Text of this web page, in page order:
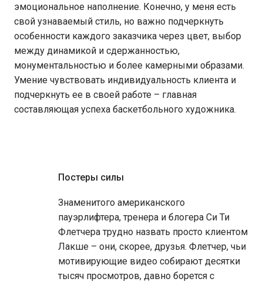
эмоциональное наполнение. Конечно, у меня есть
свой узнаваемый стиль, но важно подчеркнуть
особенности каждого заказчика через цвет, выбор
между динамикой и сдержанностью,
монументальностью и более камерными образами.
Умение чувствовать индивидуальность клиента и
подчеркнуть ее в своей работе – главная
составляющая успеха баскетбольного художника.
Постеры силы
Знаменитого американского
пауэрлифтера, тренера и блогера Си Ти
Флетчера трудно назвать просто клиентом
Лакше – они, скорее, друзья. Флетчер, чьи
мотивирующие видео собирают десятки
тысяч просмотров, давно борется с